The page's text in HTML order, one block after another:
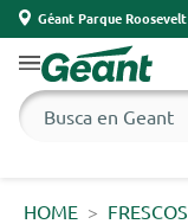
Géant Parque Roosevelt
HOME FRESCOS